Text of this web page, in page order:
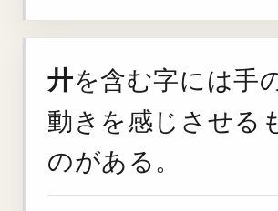
廾を含む字には手
動きを感じさせる
のがある。